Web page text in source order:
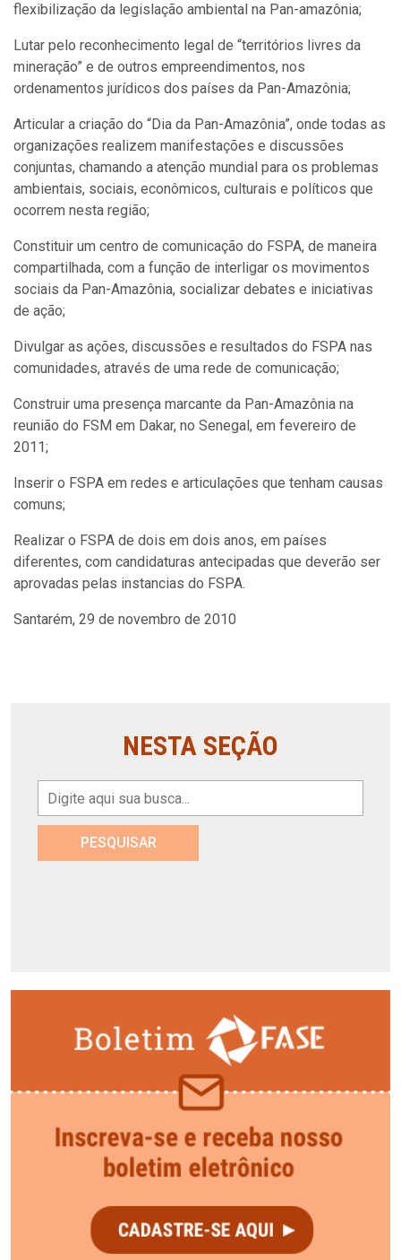
flexibilização da legislação ambiental na Pan-amazônia;
Lutar pelo reconhecimento legal de “territórios livres da
mineração” e de outros empreendimentos, nos
ordenamentos jurídicos dos países da Pan-Amazônia;
Articular a criação do “Dia da Pan-Amazônia”, onde todas as
organizações realizem manifestações e discussões
conjuntas, chamando a atenção mundial para os problemas
ambientais, sociais, econômicos, culturais e políticos que
ocorrem nesta região;
Constituir um centro de comunicação do FSPA, de maneira
compartilhada, com a função de interligar os movimentos
sociais da Pan-Amazônia, socializar debates e iniciativas
de ação;
Divulgar as ações, discussões e resultados do FSPA nas
comunidades, através de uma rede de comunicação;
Construir uma presença marcante da Pan-Amazônia na
reunião do FSM em Dakar, no Senegal, em fevereiro de
2011;
Inserir o FSPA em redes e articulações que tenham causas
comuns;
Realizar o FSPA de dois em dois anos, em países
diferentes, com candidaturas antecipadas que deverão ser
aprovadas pelas instancias do FSPA.
Santarém, 29 de novembro de 2010
NESTA SEÇÃO
PESQUISAR